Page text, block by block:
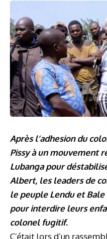
Après l’adhesion du
Pissy à un mouvement
Lubanga pour
Albert, les leaders de
le peuple Lendu et
pour interdire leurs
colonel fugitif.
C’était lors d’un